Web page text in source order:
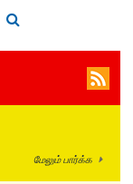
மேலும் பார்க்க